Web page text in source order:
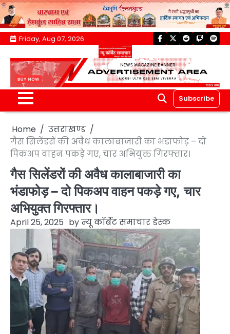
Skip
content
Friday, Aug 07, 2026 facebook
twitterreddittwitch
Subscribe
Home
उत्तराखण्ड
गैस सिलेंडरों की अवैध कालाबाजारी का भंडाफोड़ – दो
पिकअप वाहन पकड़े गए, चार अभियुक्त गिरफ्तार।
गैस सिलेंडरों की अवैध कालाबाजारी का
भंडाफोड़ – दो पिकअप वाहन पकड़े गए, चार
अभियुक्त गिरफ्तार।
April 25, 2025 byन्यू कॉर्बेट समाचार डेस्क